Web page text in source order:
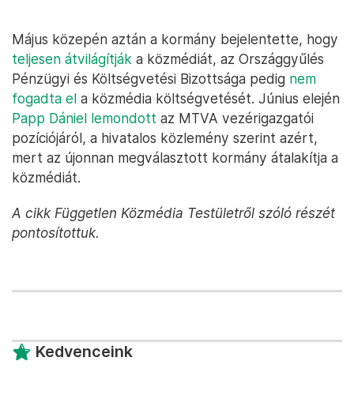
Május közepén aztán a kormány bejelentette, hogy
teljesen átvilágítják a közmédiát, az Országgyűlés
Pénzügyi és Költségvetési Bizottsága pedig nem
fogadta el a közmédia költségvetését. Június elején
Papp Dániel lemondott az MTVA vezérigazgatói
pozíciójáról, a hivatalos közlemény szerint azért,
mert az újonnan megválasztott kormány átalakítja a
közmédiát.
A cikk Független Közmédia Testületről szóló részét
pontosítottuk.
Kedvenceink